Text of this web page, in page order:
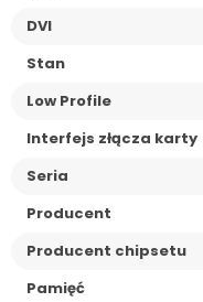
DVI
Stan
Low Profile
Interfejs złącza karty
Seria
Producent
Producent chipsetu
Pamięć